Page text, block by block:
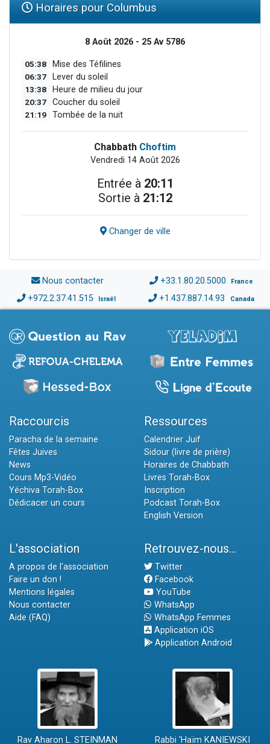
Horaires pour Columbus
8 Août 2026 - 25 Av 5786
05:38 Mise des Téfilines
06:37 Lever du soleil
13:38 Heure de milieu du jour
20:37 Coucher du soleil
21:19 Tombée de la nuit
Chabbath Choftim
Vendredi 14 Août 2026
Entrée à 20:11
Sortie à 21:12
Changer de ville
Nous contacter +33.1.80.20.5000 France
+972.2.37.41.515 Israël +1.437.887.14.93 Canada
Raccourcis
Paracha de la semaine
Fêtes Juives
News
Cours Mp3-Vidéo
Yéchiva Torah-Box
Dédicacer un cours
Ressources
Calendrier Juif
Sidour (livre de prière)
Horaires de Chabbath
Livres Torah-Box
Inscription
Podcast Torah-Box
English Version
L'association
A propos de l'association
Faire un don !
Mentions légales
Nous contacter
Aide (FAQ)
Retrouvez-nous...
Twitter
Facebook
YouTube
WhatsApp
WhatsApp Femmes
Application iOS
Application Android
Rav Aharon L. STEINMAN Rabbi 'Haïm KANIEWSKI